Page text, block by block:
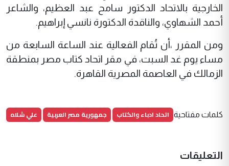
الخارجية بالاتحاد الدكتور سامح عبد العظيم، والشاعر
أحمد الشهاوي، والناقدة الدكتورة نانسي إبراهيم.
ومن المقرر ،أن تُقام الفعالية عند الساعة السابعة من
مساء يوم غد السبت، في مقر اتحاد كتاب مصر بمنطقة
الزمالك في العاصمة المصرية القاهرة.
كلمات مفتاحية اتحاد ادباء والكتاب جمهورية مصر العربية علي شلاه
التعليقات